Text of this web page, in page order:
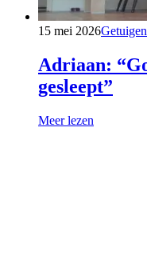
15 mei 2026
Adriaan:
gesleept”
Meer lezen